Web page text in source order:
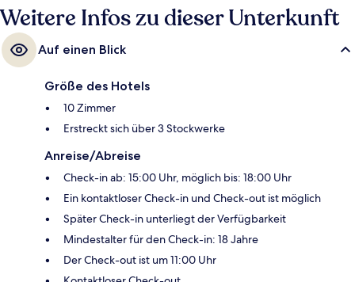
Station Haymarket 12 Minuten.
Weitere Infos zu dieser Unterkunft
Auf einen Blick
Größe des Hotels
10 Zimmer
Erstreckt sich über 3 Stockwerke
Anreise/Abreise
Check-in ab: 15:00 Uhr, möglich bis: 18:00 Uhr
Ein kontaktloser Check-in und Check-out ist möglich
Später Check-in unterliegt der Verfügbarkeit
Mindestalter für den Check-in: 18 Jahre
Der Check-out ist um 11:00 Uhr